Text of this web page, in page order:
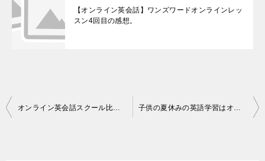
【オンライン英会話】ワンズワードオンラインレッ
スン4回目の感想。
投
オンライン英会話スクール比較サイト情報更新第一弾！更新不明なサイトは分けることにしました 子供の夏休みの英語学習はオンライン英会話スクールがオススメ！